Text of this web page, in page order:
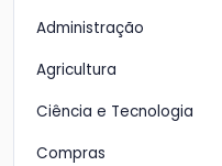
Administração
Agricultura
Ciência e Tecnologia
Compras